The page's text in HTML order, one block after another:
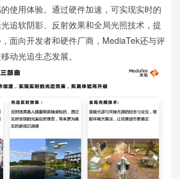
使用体验。通过硬件加速，可实现实时的
追软阴影、反射效果和全局光照技术，提
面向开发者和硬件厂商，MediaTek还与评
动光追生态发展。